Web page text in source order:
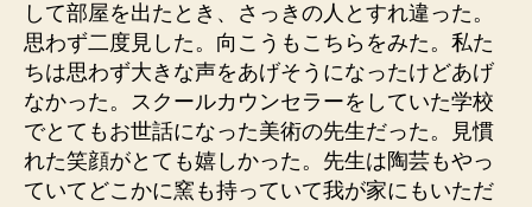
して部屋を出たとき、さっきの人とすれ違った。
思わず二度見した。向こうもこちらをみた。私た
ちは思わず大きな声をあげそうになったけどあげ
なかった。スクールカウンセラーをしていた学校
でとてもお世話になった美術の先生だった。見慣
れた笑顔がとても嬉しかった。先生は陶芸もやっ
ていてどこかに窯も持っていて我が家にもいただ